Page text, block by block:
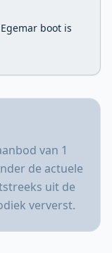
boot is
van 1
de actuele
uit de
ververst.